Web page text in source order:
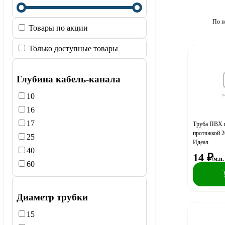
Товары по акции
Только доступные товары
Глубина кабель-канала
10
16
17
25
40
60
Диаметр трубки
15
По
Труба ПВХ
протяжкой
Идеал
14 ₽/м.п.